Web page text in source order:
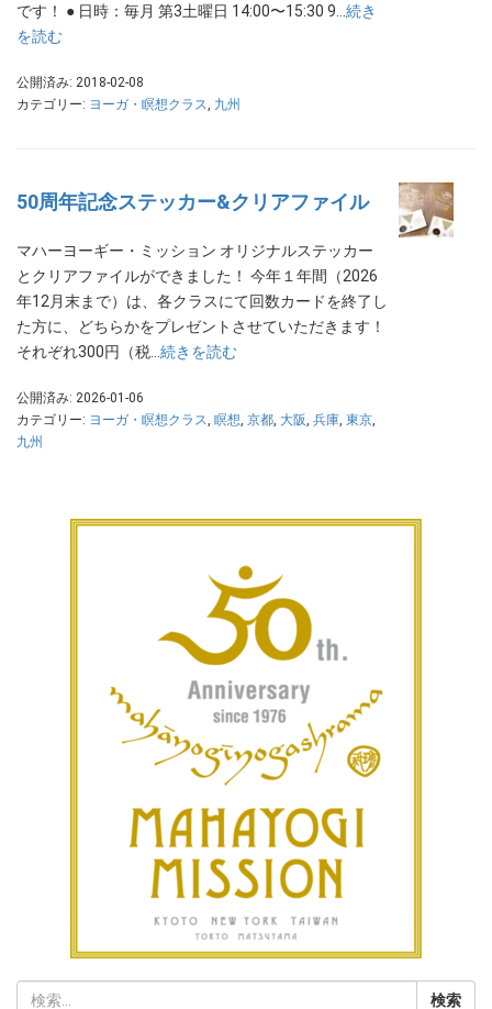
です！ ● 日時：毎月 第3土曜日 14:00〜15:30 9… 続き
を読む
公開済み: 2018-02-08
カテゴリー: ヨーガ・瞑想クラス 九州
50周年記念ステッカー&クリアファイル
マハーヨーギー・ミッション オリジナルステッカー
とクリアファイルができました！ 今年１年間（2026
年12月末まで）は、各クラスにて回数カードを終了し
た方に、どちらかをプレゼントさせていただきます！
それぞれ300円（税… 続きを読む
公開済み: 2026-01-06
カテゴリー: ヨーガ・瞑想クラス 瞑想 京都 大阪 兵庫 東京
九州